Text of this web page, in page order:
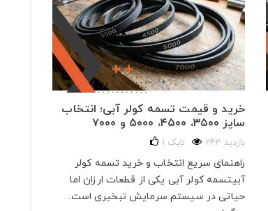
خرید و قیمت تسمه کولر آبی؛ انتخاب
سایز ۳۵۰۰، ۴۵۰۰، ۵۰۰۰ و ۷۰۰۰
244 بازدید 1 لایک
راهنمای سریع انتخاب و خرید تسمه کولر
آبیتسمه کولر آبی یکی از قطعات ارزان اما
حیاتی در سیستم سرمایش تبخیری است.